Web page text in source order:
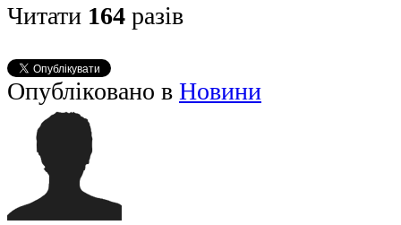
Читати 164 разів
Опубліковано в Новини